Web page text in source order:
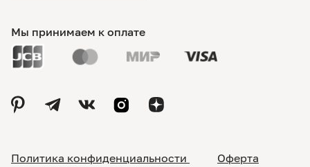
Мы принимаем к оплате
Политика конфиденциальности Оферта